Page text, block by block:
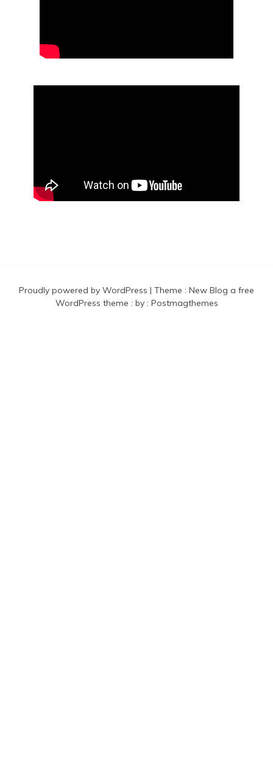
Proudly powered by WordPress | Theme : New Blog a free
WordPress theme : by : Postmagthemes